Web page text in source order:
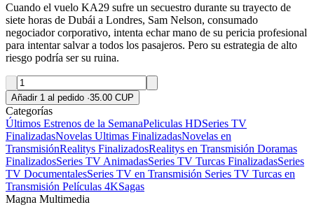
Cuando el vuelo KA29 sufre un secuestro durante su trayecto de
siete horas de Dubái a Londres, Sam Nelson, consumado
negociador corporativo, intenta echar mano de su pericia profesional
para intentar salvar a todos los pasajeros. Pero su estrategia de alto
riesgo podría ser su ruina.
Añadir 1 al pedido ·35.00 CUP
Categorías
Últimos Estrenos de la SemanaPeliculas HDSeries TV
FinalizadasNovelas Ultimas FinalizadasNovelas en
TransmisiónRealitys FinalizadosRealitys en Transmisión Doramas
FinalizadosSeries TV AnimadasSeries TV Turcas FinalizadasSeries
TV DocumentalesSeries TV en Transmisión Series TV Turcas en
Transmisión Películas 4KSagas
Magna Multimedia